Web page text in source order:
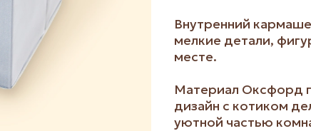
Внутренний
мелкие детали,
месте.
Материал Оксфорд
дизайн с котиком
уютной частью